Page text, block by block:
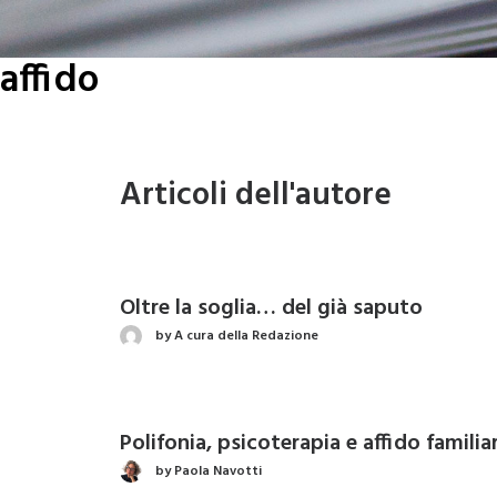
affido
Articoli dell'autore
Oltre la soglia… del già saputo
by A cura della Redazione
Polifonia, psicoterapia e affido
by Paola Navotti